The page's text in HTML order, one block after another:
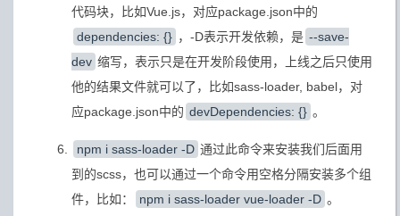
代码块，比如Vue.js，对应package.json中的
dependencies: {} ，-D表示开发依赖，是 --save-
dev 缩写，表示只是在开发阶段使用，上线之后只使用
他的结果文件就可以了，比如sass-loader, babel，对
应package.json中的 devDependencies: {} 。
npm i sass-loader -D 通过此命令来安装我们后面用
到的scss，也可以通过一个命令用空格分隔安装多个组
件，比如：
npm i sass-loader vue-loader -D 。